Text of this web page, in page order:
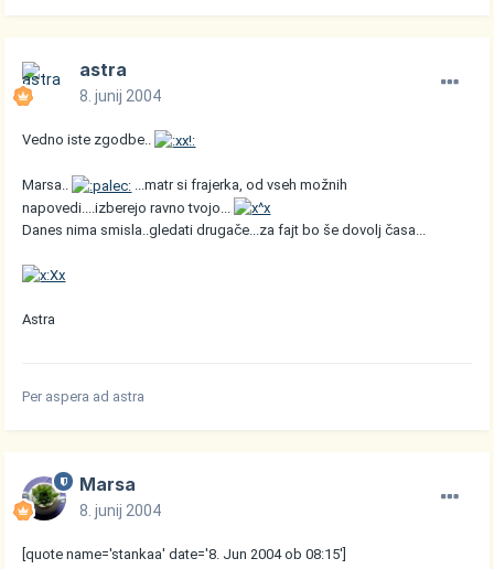
astra
8. junij 2004
Vedno iste zgodbe..
Marsa..
...matr si frajerka, od vseh možnih
napovedi....izberejo ravno tvojo...
Danes nima smisla..gledati drugače...za fajt bo še dovolj časa...
Astra
Per aspera ad astra
Marsa
8. junij 2004
[quote name='stankaa' date='8. Jun 2004 ob 08:15']